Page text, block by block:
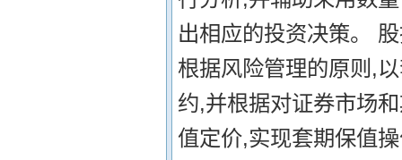
出相应的投资决策。
根据风险管理的原则,
约,并根据对证券市场
值定价,实现套期保值